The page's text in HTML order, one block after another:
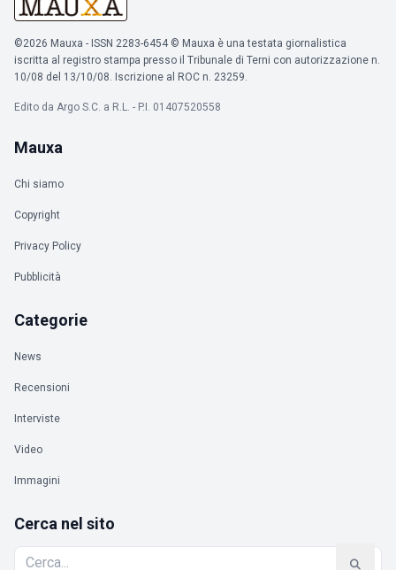
©2026 Mauxa - ISSN 2283-6454 © Mauxa è una testata giornalistica
iscritta al registro stampa presso il Tribunale di Terni con autorizzazione n.
10/08 del 13/10/08. Iscrizione al ROC n. 23259.
Edito da Argo S.C. a R.L. - P.I. 01407520558
Mauxa
Chi siamo
Copyright
Privacy Policy
Pubblicità
Categorie
News
Recensioni
Interviste
Video
Immagini
Cerca nel sito